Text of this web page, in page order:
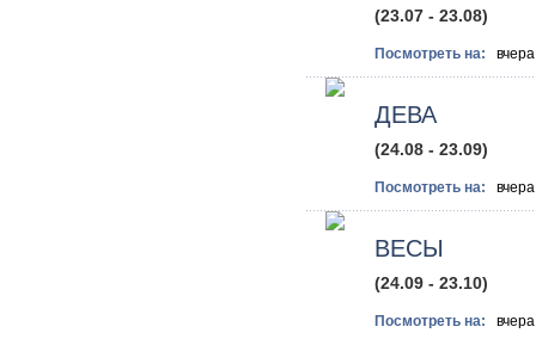
(23.07 - 23.08)
Посмотреть на:
ДЕВА
(24.08 - 23.09)
Посмотреть на:
ВЕСЫ
(24.09 - 23.10)
Посмотреть на: